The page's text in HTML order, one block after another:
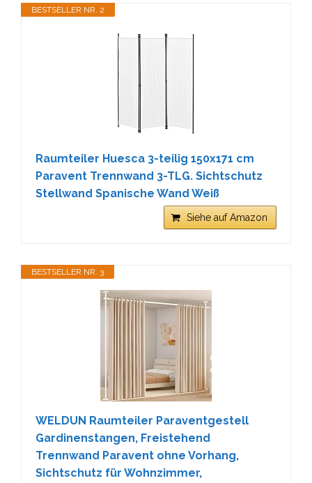
BESTSELLER NR. 2
Raumteiler Huesca 3-teilig 150x171 cm
Paravent Trennwand 3-TLG. Sichtschutz
Stellwand Spanische Wand Weiß
Siehe auf Amazon
BESTSELLER NR. 3
WELDUN Raumteiler Paraventgestell
Gardinenstangen, Freistehend
Trennwand Paravent ohne Vorhang,
Sichtschutz für Wohnzimmer,